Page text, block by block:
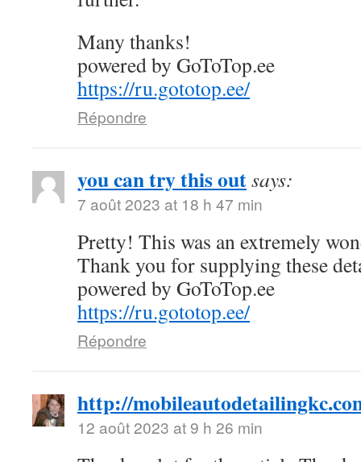
Many thanks!
powered by GoToTop.ee
https://ru.gototop.ee/
Répondre
you can try this outsays:
7 août 2023 at 18 h 47 min
Pretty! This was an extremely
Thank you for supplying these
powered by GoToTop.ee
https://ru.gototop.ee/
Répondre
http://
12 août 2023 at 9 h 26 min